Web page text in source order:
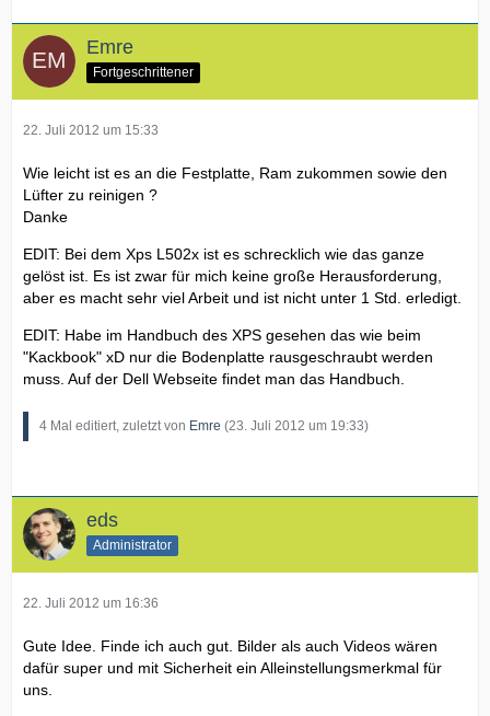
Emre
Fortgeschrittener
22. Juli 2012 um 15:33
Wie leicht ist es an die Festplatte, Ram zukommen sowie den
Lüfter zu reinigen ?
Danke
EDIT: Bei dem Xps L502x ist es schrecklich wie das ganze
gelöst ist. Es ist zwar für mich keine große Herausforderung,
aber es macht sehr viel Arbeit und ist nicht unter 1 Std. erledigt.
EDIT: Habe im Handbuch des XPS gesehen das wie beim
"Kackbook" xD nur die Bodenplatte rausgeschraubt werden
muss. Auf der Dell Webseite findet man das Handbuch.
4 Mal editiert, zuletzt von Emre (23. Juli 2012 um 19:33)
eds
Administrator
22. Juli 2012 um 16:36
Gute Idee. Finde ich auch gut. Bilder als auch Videos wären
dafür super und mit Sicherheit ein Alleinstellungsmerkmal für
uns.